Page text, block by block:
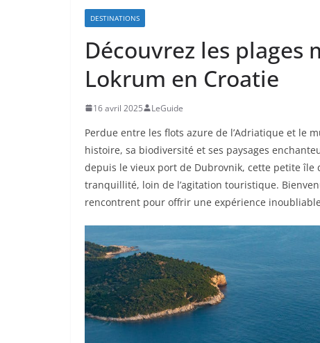
DESTINATIONS
Découvrez les plages
Lokrum en Croatie
16 avril 2025 LeGuide
Perdue entre les flots azure de l’Adriatique et le
histoire, sa biodiversité et ses paysages
depuis le vieux port de Dubrovnik, cette petite île
tranquillité, loin de l’agitation touristique.
rencontrent pour offrir une expérience